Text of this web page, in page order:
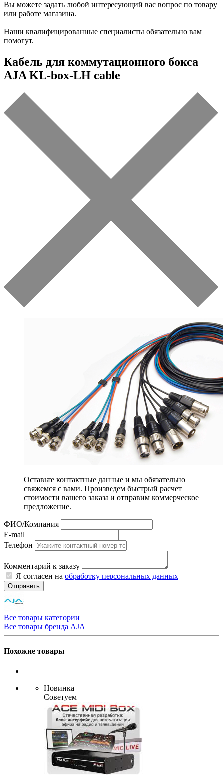
Вы можете задать любой интересующий вас вопрос по товару
или работе магазина.
Наши квалифицированные специалисты обязательно вам
помогут.
Кабель для коммутационного бокса
AJA KL-box-LH cable
Оставьте контактные данные и мы обязательно
свяжемся с вами. Произведем быстрый расчет
стоимости вашего заказа и отправим коммерческое
предложение.
ФИО/Компания
E-mail
Телефон
Комментарий к заказу
Я согласен на обработку персональных данных
Отправить
Все товары категории
Все товары бренда AJA
Похожие товары
Новинка
Советуем